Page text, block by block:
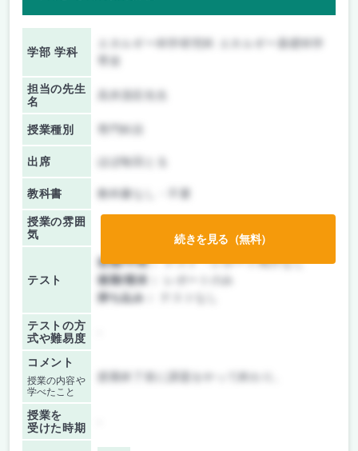
学部 学科
担当の先生
名
授業種別
出席 ほぼ毎回とる
教科書 教科書なし・不要
授業の雰囲
気
テスト
前期/中間：テスト・レポート両方なし
後期/期末：
持ち込み：
テストの方
式や難易度
コメント
授業の内容や
学べたこと
授業を
受けた時期
続きを見る（無料）